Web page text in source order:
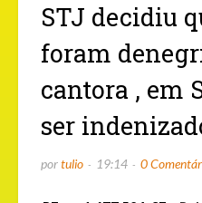
STJ decidiu
foram
cantora , em
ser
portulio 19:14 0